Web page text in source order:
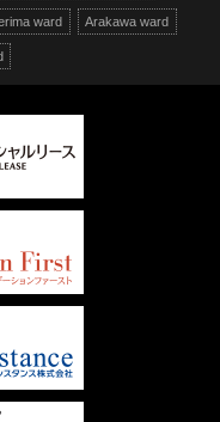
ward Arakawa ward